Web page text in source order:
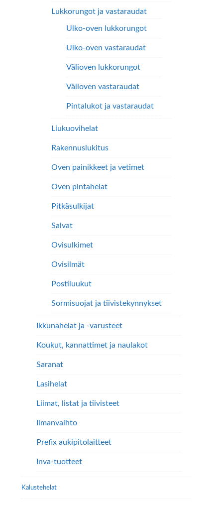
Lukkorungot ja vastaraudat
Ulko-oven lukkorungot
Ulko-oven vastaraudat
Välioven lukkorungot
Välioven vastaraudat
Pintalukot ja vastaraudat
Liukuovihelat
Rakennuslukitus
Oven painikkeet ja vetimet
Oven pintahelat
Pitkäsulkijat
Salvat
Ovisulkimet
Ovisilmät
Postiluukut
Sormisuojat ja tiivistekynnykset
Ikkunahelat ja -varusteet
Koukut, kannattimet ja naulakot
Saranat
Lasihelat
Liimat, listat ja tiivisteet
Ilmanvaihto
Prefix aukipitolaitteet
Inva-tuotteet
Kalustehelat